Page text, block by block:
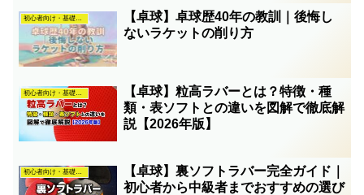
初心者向け・基礎知識
【卓球】卓球歴40年の教訓｜後悔し
ないラケットの削り方
初心者向け・基礎知識
【卓球】粒高ラバーとは？特徴・種
類・表ソフトとの違いを図解で徹底解
説【2026年版】
初心者向け・基礎知識
【卓球】裏ソフトラバー完全ガイド｜
初心者から中級者までおすすめの選び